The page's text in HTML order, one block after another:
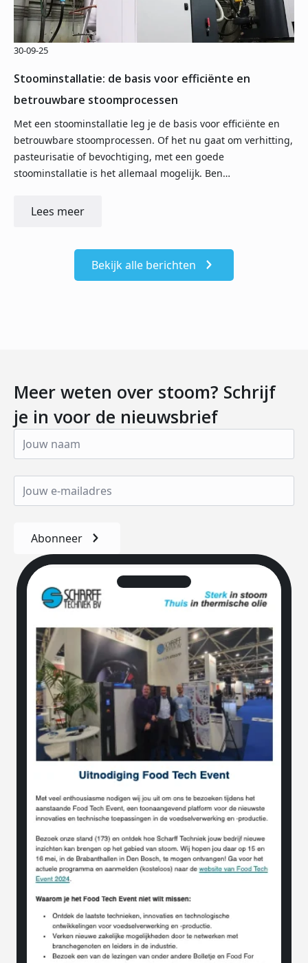
Stoominstallatie: de basis voor efficiënte en
betrouwbare stoomprocessen
30-09-25
Met een stoominstallatie leg je de basis voor efficiënte en
betrouwbare stoomprocessen. Of het nu gaat om verhitting,
pasteurisatie of bevochtiging, met een goede
stoominstallatie is het allemaal mogelijk. Ben…
Lees meer
Bekijk alle berichten
Meer weten over stoom? Schrijf
je in voor de nieuwsbrief
Abonneer